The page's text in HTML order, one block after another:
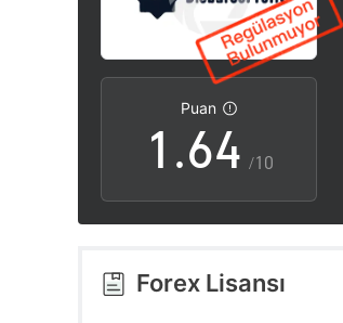
Puan
0
1
2
3
.
4
5
6
7
8
2
3
4
5
6
/10
Forex Lisansı